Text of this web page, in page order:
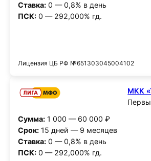
Ставка:0 — 0,8% в день
ПСК:0 — 292,000% гд.
Лицензия ЦБ РФ №651303045004102
МКК
Сумма:1 000 — 60 000 ₽
Срок:15 дней — 9 месяцев
Ставка:0 — 0,8% в день
ПСК:0 — 292,000% гд.